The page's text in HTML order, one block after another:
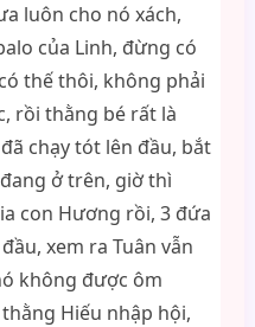
luôn cho nó xách,
của Linh, đừng có
thế thôi, không phải
rồi thằng bé rất là
chạy tót lên đầu, bắt
ở trên, giờ thì
con Hương rồi, 3 đứa
xem ra Tuân vẫn
không được ôm
Hiếu nhập hội,